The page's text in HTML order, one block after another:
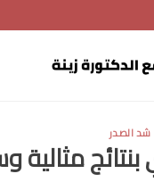
شد الصدر